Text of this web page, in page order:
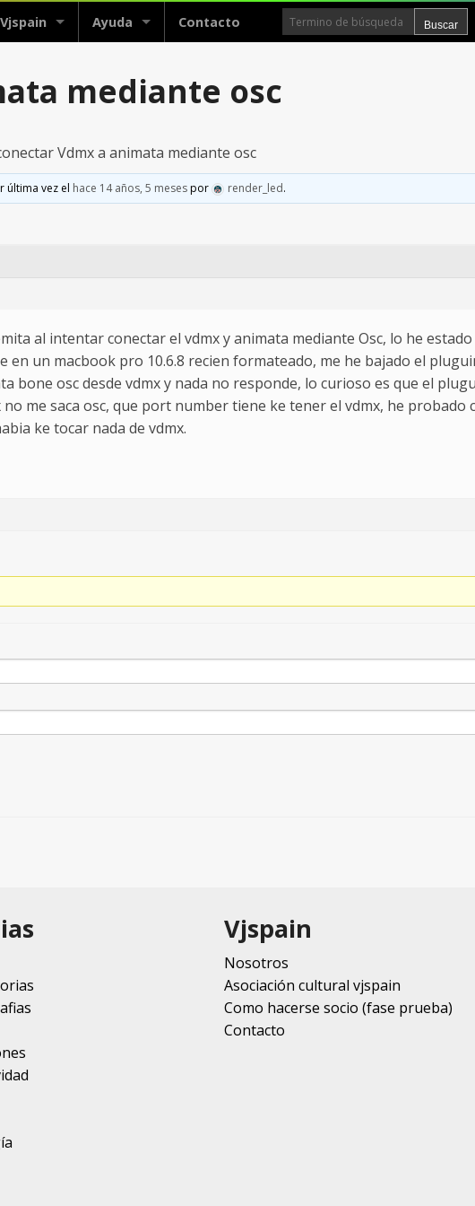
Vjspain Ayuda Contacto
mediante osc
Vdmx a animata mediante osc
última vez el hace 14 años, 5 mesespor render_led.
al intentar conectar el vdmx y animata mediante Osc, lo he
en un macbook pro 10.6.8 recien formateado, me he bajado el
bone osc desde vdmx y nada no responde, lo curioso es que el
me saca osc, que port number tiene ke tener el vdmx, he probado
ke tocar nada de vdmx.
Vjspain
Nosotros
Asociación cultural vjspain
Como hacerse socio (fase prueba)
Contacto